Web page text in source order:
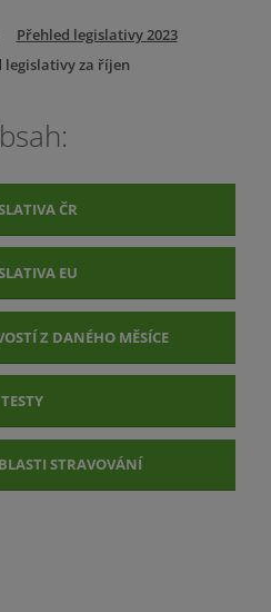
Přehled legislativy 2023
legislativy za říjen
ČR
EU
Z DANÉHO MĚSÍCE
TESTY
STRAVOVÁNÍ